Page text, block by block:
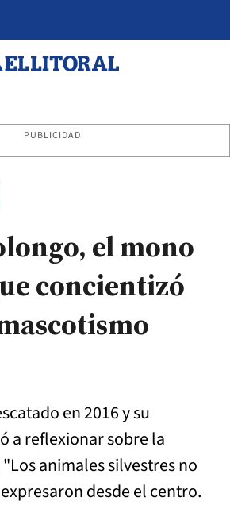
PUBLICIDAD
el mono
concientizó
en 2016 y su
a reflexionar sobre la
animales silvestres no
desde el centro.